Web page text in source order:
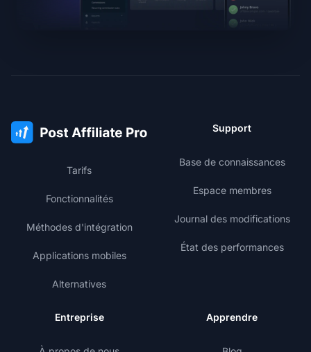
Tarifs
Fonctionnalités
Méthodes d'intégration
Applications mobiles
Alternatives
Support
Base de connaissances
Espace membres
Journal des modifications
État des performances
Entreprise Apprendre